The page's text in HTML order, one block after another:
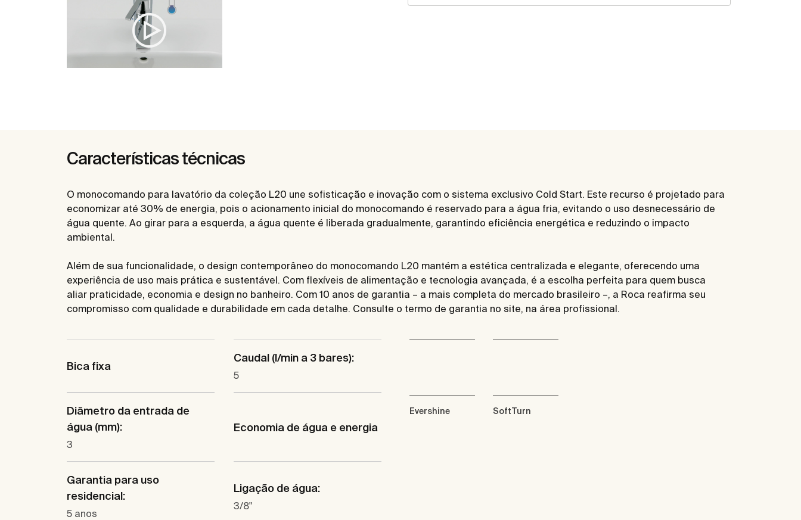
Características técnicas
O monocomando para lavatório da coleção L20 une sofisticação e inovação com o sistema exclusivo Cold Start. Este recurso é projetado para
economizar até 30% de energia, pois o acionamento inicial do monocomando é reservado para a água fria, evitando o uso desnecessário de
água quente. Ao girar para a esquerda, a água quente é liberada gradualmente, garantindo eficiência energética e reduzindo o impacto
ambiental.
Além de sua funcionalidade, o design contemporâneo do monocomando L20 mantém a estética centralizada e elegante, oferecendo uma
experiência de uso mais prática e sustentável. Com flexíveis de alimentação e tecnologia avançada, é a escolha perfeita para quem busca
aliar praticidade, economia e design no banheiro. Com 10 anos de garantia – a mais completa do mercado brasileiro –, a Roca reafirma seu
compromisso com qualidade e durabilidade em cada detalhe. Consulte o termo de garantia no site, na área profissional.
Bica fixa
Caudal (l/min a 3 bares):
5
Diâmetro da entrada de
água (mm):
3
Economia de água e energia
Garantia para uso
residencial:
5 anos
Ligação de água:
3/8"
Evershine SoftTurn